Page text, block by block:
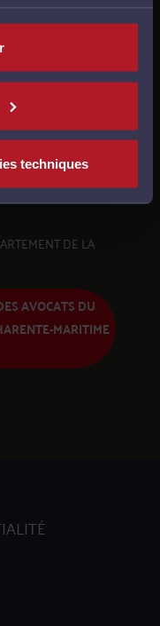
techniques
DU
>
DE LA
AVOCATS DU
MARITIME